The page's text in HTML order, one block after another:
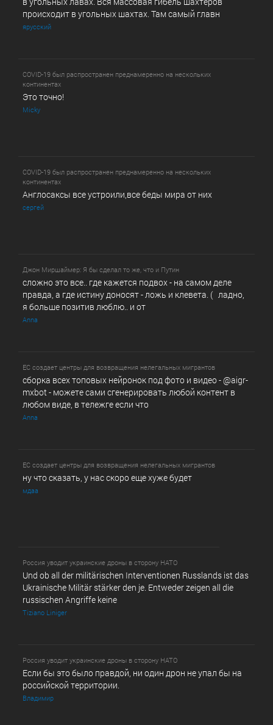
происходит в угольных шахтах. Там самый главн
ярусский
COVID-19 был распространен преднамеренно на нескольких
континентах
Это точно!
Micky
COVID-19 был распространен преднамеренно на нескольких
континентах
Англосаксы все устроили,все беды мира от них
сергей
Джон Миршаймер: Я бы сделал то же, что и Путин
сложно это все.. где кажется подвох - на самом деле
правда, а где истину доносят - ложь и клевета. ( ладно,
я больше позитив люблю.. и от
Anna
ЕС создает центры для возвращения нелегальных мигрантов
сборка всех топовых нейронок под фото и видео - @­a­i­­gr­
mx­b­­o­t - можете сами сгенерировать любой контент в
любом виде, в т­ележг­е е­сл­и ч­то
Anna
ЕС создает центры для возвращения нелегальных мигрантов
ну что сказать, у нас скоро еще хуже будет
мдаа
Россия уводит украинские дроны в сторону НАТО
Und ob all der militärischen Interventionen Russlands ist das
Ukrainische Militär stärker den je. Entweder zeigen all die
russischen Angriffe keine
Tiziano Liniger
Россия уводит украинские дроны в сторону НАТО
Если бы это было правдой, ни один дрон не упал бы на
российской территории.
Владимир